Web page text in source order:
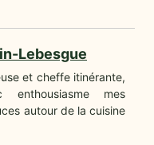
Lebesgue
et cheffe itinérante,
mes
autour de la cuisine